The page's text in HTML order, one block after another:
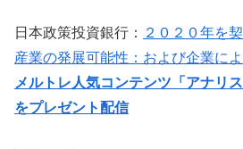
日本政策投資銀行：
２０２０年を
産業の発展可能性：および企業に
メルトレ人気コンテンツ「アナリ
をプレゼント配信